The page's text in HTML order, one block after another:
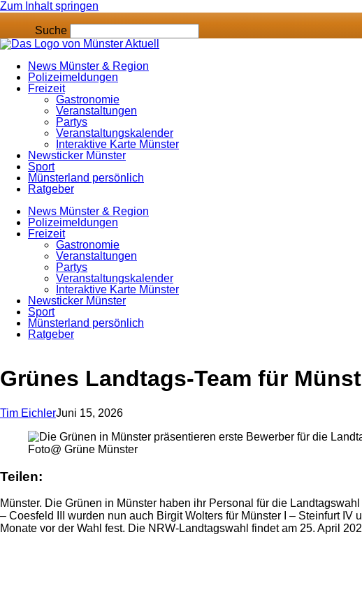
Zum Inhalt springen
Suche
News Münster & Region
Polizeimeldungen
Freizeit
Gastronomie
Veranstaltungen
Partys
Veranstaltungskalender
Interaktive Karte Münster
Newsticker Münster
Sport
Münsterland persönlich
Ratgeber
News Münster & Region
Polizeimeldungen
Freizeit
Gastronomie
Veranstaltungen
Partys
Veranstaltungskalender
Interaktive Karte Münster
Newsticker Münster
Sport
Münsterland persönlich
Ratgeber
Anzeige
Grünes Landtags-Team für
Tim EichlerJuni 15, 2026
Foto@ Grüne Münster
Teilen:
Münster. Die Grünen in Münster haben ihr Personal für die
– Coesfeld III wurden nun auch Birgit Wolters für Münster I – Steinfurt
Monate vor der Wahl fest. Die NRW-Landtagswahl findet am 25. April